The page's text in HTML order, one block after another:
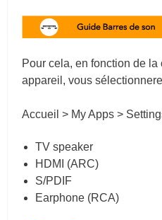
Pour cela, en fonction de
appareil, vous
Accueil > My Apps >
TV speaker
HDMI (ARC)
S/PDIF
Earphone (RCA)